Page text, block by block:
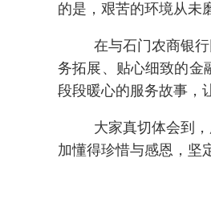
的是，艰苦的环境从未
在与石门农商银
务拓展、贴心细致的金
段段暖心的服务故事，
大家真切体会到
加懂得珍惜与感恩，坚